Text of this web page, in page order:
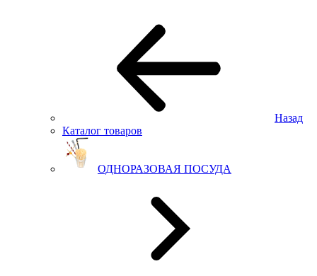
Назад
Каталог товаров
ОДНОРАЗОВАЯ ПОСУДА